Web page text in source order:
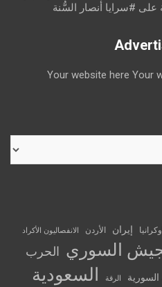
على #سرايا أنصار السُّنة
Your website here Your
إيران الأردن الانفصاليون الأكراد
السوري الحرب
السورية الرقة السعودية